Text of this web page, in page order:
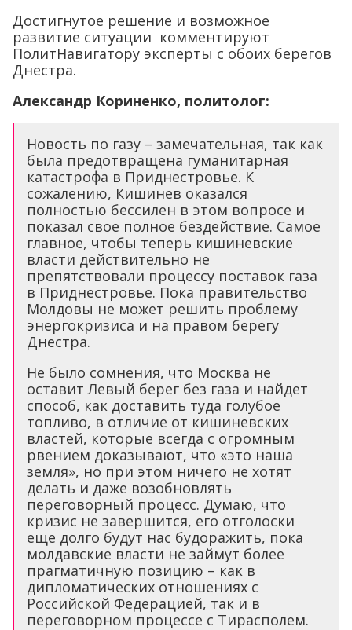
Достигнутое решение и возможное
развитие ситуации комментируют
ПолитНавигатору эксперты с обоих берегов
Днестра.
Александр Кориненко, политолог:
Новость по газу – замечательная, так как
была предотвращена гуманитарная
катастрофа в Приднестровье. К
сожалению, Кишинев оказался
полностью бессилен в этом вопросе и
показал свое полное бездействие. Самое
главное, чтобы теперь кишиневские
власти действительно не
препятствовали процессу поставок газа
в Приднестровье. Пока правительство
Молдовы не может решить проблему
энергокризиса и на правом берегу
Днестра.
Не было сомнения, что Москва не
оставит Левый берег без газа и найдет
способ, как доставить туда голубое
топливо, в отличие от кишиневских
властей, которые всегда с огромным
рвением доказывают, что «это наша
земля», но при этом ничего не хотят
делать и даже возобновлять
переговорный процесс. Думаю, что
кризис не завершится, его отголоски
еще долго будут нас будоражить, пока
молдавские власти не займут более
прагматичную позицию – как в
дипломатических отношениях с
Российской Федерацией, так и в
переговорном процессе с Тирасполем.